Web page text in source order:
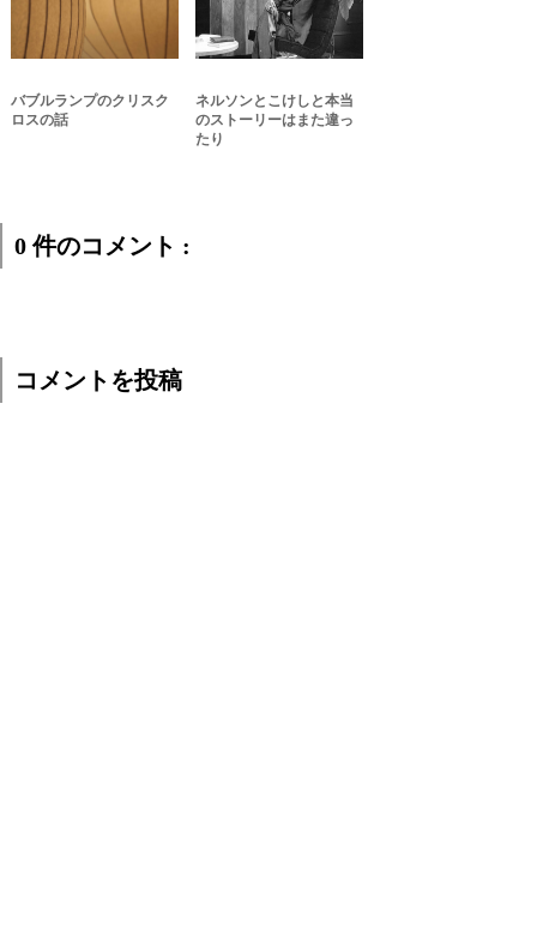
バブルランプのクリスク
ロスの話
ネルソンとこけしと本当
のストーリーはまた違っ
たり
0 件のコメント :
コメントを投稿